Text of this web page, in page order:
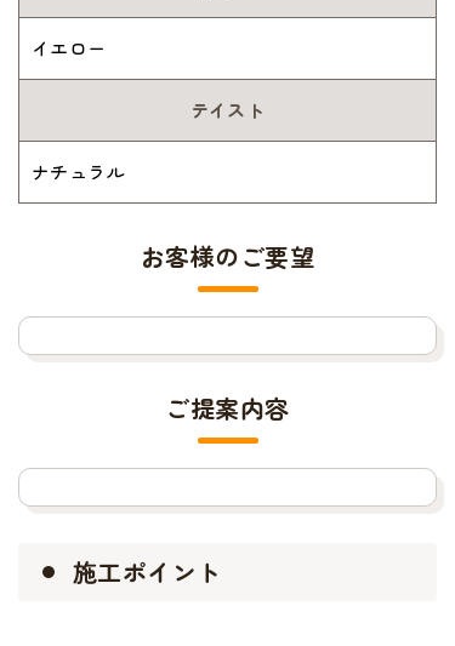
イエロー
テイスト
ナチュラル
お客様のご要望
ご提案内容
施工ポイント